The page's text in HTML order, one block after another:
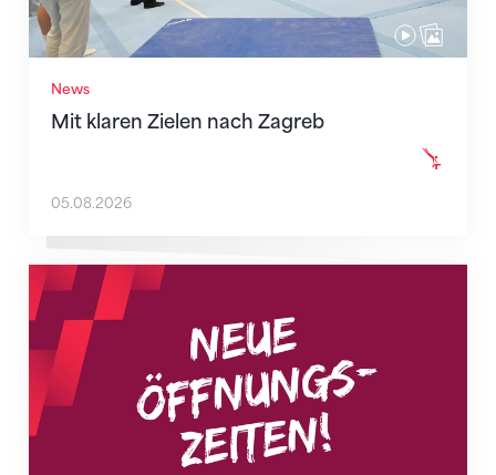
News
Mit klaren Zielen nach Zagreb
05.08.2026
Neue Empfangszeiten ab 1. August 2026